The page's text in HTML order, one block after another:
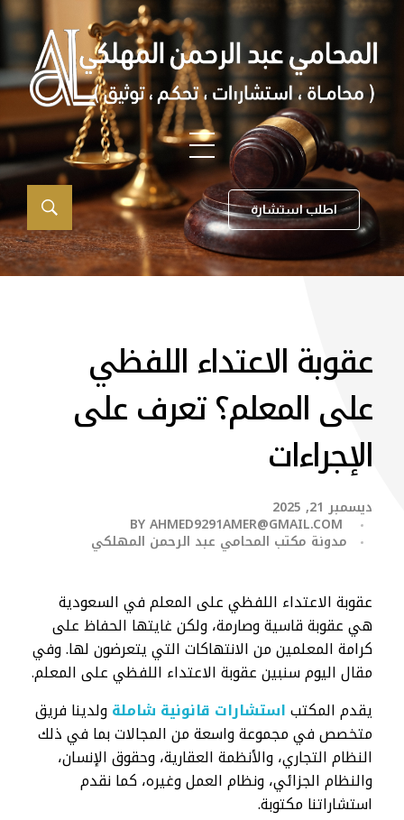
اطلب استشارة
عقوبة الاعتداء اللفظي
على المعلم؟ تعرف على
الإجراءات
ديسمبر 21, 2025
BYAHMED9291AMER@GMAIL.COM
مدونة مكتب المحامي عبد الرحمن المهلكي
عقوبة الاعتداء اللفظي على المعلم في السعودية
هي عقوبة قاسية وصارمة، ولكن غايتها الحفاظ على
كرامة المعلمين من الانتهاكات التي يتعرضون لها. وفي
مقال اليوم سنبين عقوبة الاعتداء اللفظي على المعلم.
يقدم المكتباستشارات قانونية شاملةولدينا فريق
متخصص في مجموعة واسعة من المجالات بما في ذلك
النظام التجاري، والأنظمة العقارية، وحقوق الإنسان،
والنظام الجزائي، ونظام العمل وغيره، كما نقدم
استشاراتنا مكتوبة.